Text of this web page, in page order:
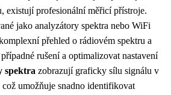
existují profesionální měřicí přístroje.
jako analyzátory spektra nebo WiFi
přehled o rádiovém spektru a
rušení a optimalizovat nastavení
spektra zobrazují graficky sílu signálu v
umožňuje snadno identifikovat